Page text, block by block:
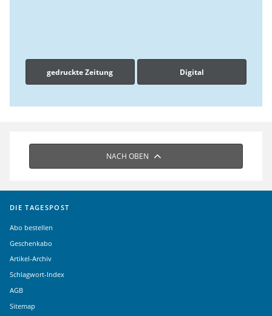
gedruckte Zeitung Digital
NACH OBEN
DIE TAGESPOST
Abo bestellen
Geschenkabo
Artikel-Archiv
Schlagwort-Index
AGB
Sitemap